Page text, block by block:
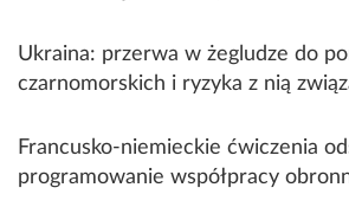
Ukraina: przerwa w żegludze do
czarnomorskich i ryzyka z nią
Francusko-niemieckie ćwiczenia
programowanie współpracy